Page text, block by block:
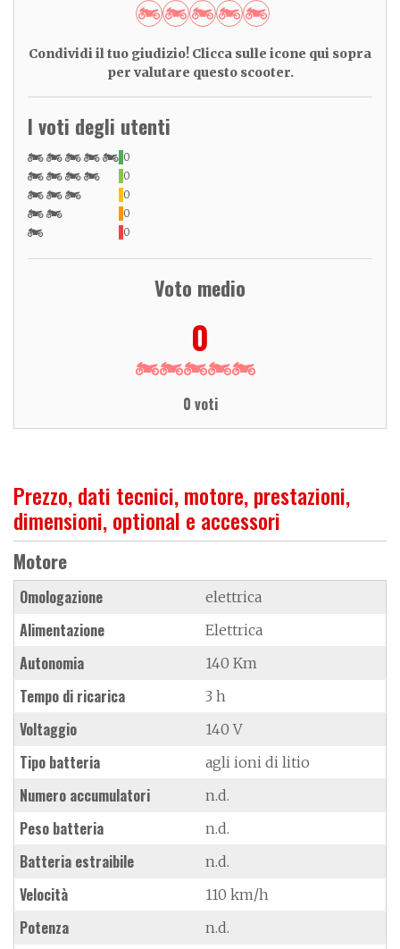
Condividi il tuo giudizio! Clicca sulle icone qui sopra
per valutare questo scooter.
I voti degli utenti
0
0
0
0
0
Voto medio
0
0 voti
Prezzo, dati tecnici, motore, prestazioni,
dimensioni, optional e accessori
Motore
Omologazione elettrica
Alimentazione Elettrica
Autonomia 140 Km
Tempo di ricarica 3 h
Voltaggio 140 V
Tipo batteria agli ioni di litio
Numero accumulatori n.d.
Peso batteria n.d.
Batteria estraibile n.d.
Velocità 110 km/h
Potenza n.d.